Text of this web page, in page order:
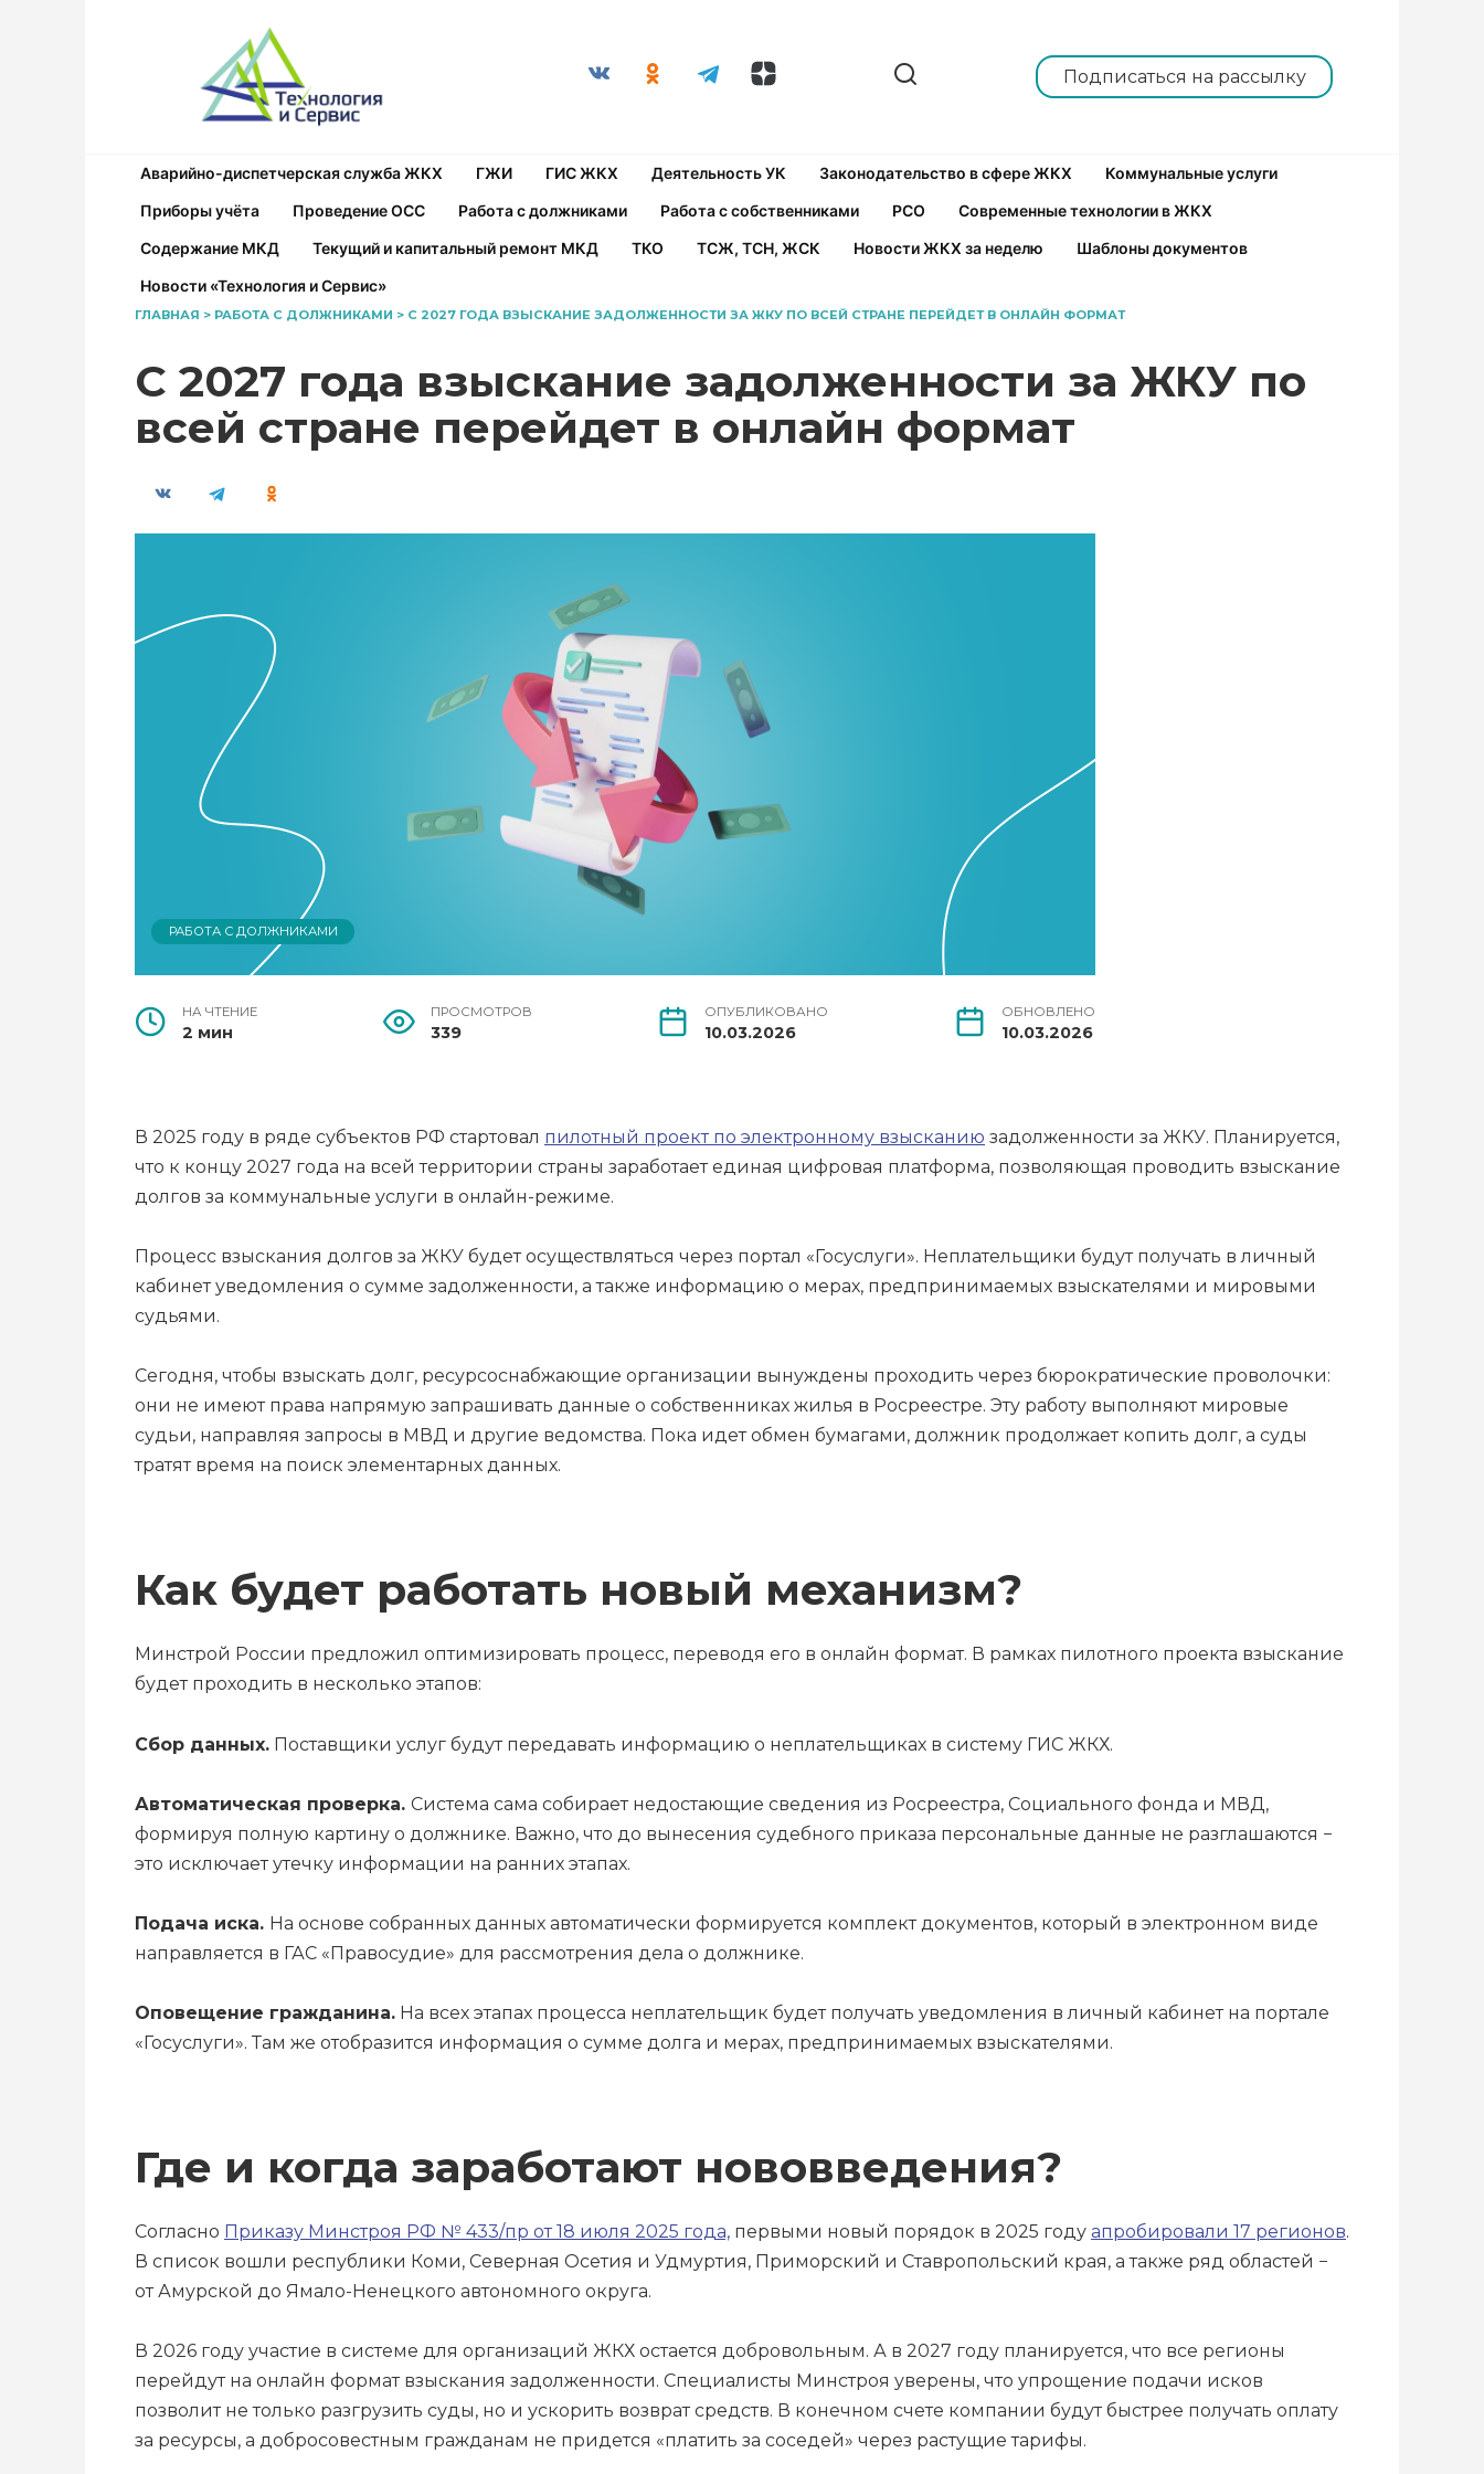
Подписаться на рассылку
Аварийно-диспетчерская служба ЖКХ ГЖИ ГИС ЖКХ Деятельность УК Законодательство в сфере ЖКХ
Коммунальные услуги
Приборы учёта
Проведение ОСС Работа с должниками Работа с собственниками РСО
Современные технологии в ЖКХ
Содержание МКД
Текущий и капитальный ремонт МКД ТКО ТСЖ, ТСН, ЖСК Новости ЖКХ за неделю
Шаблоны документов
Новости «Технология и Сервис»
ГЛАВНАЯ > РАБОТА С ДОЛЖНИКАМИ > С 2027 ГОДА ВЗЫСКАНИЕ ЗАДОЛЖЕННОСТИ ЗА ЖКУ ПО ВСЕЙ СТРАНЕ ПЕРЕЙДЕТ В ОНЛАЙН ФОРМАТ
С 2027 года взыскание задолженности за ЖКУ по
всей стране перейдет в онлайн формат
РАБОТА С ДОЛЖНИКАМИ
НА ЧТЕНИЕ
2 мин
ПРОСМОТРОВ
339
ОПУБЛИКОВАНО
10.03.2026
ОБНОВЛЕНО
10.03.2026
В 2025 году в ряде субъектов РФ стартовал пилотный проект по электронному взысканию задолженности за ЖКУ. Планируется,
что к концу 2027 года на всей территории страны заработает единая цифровая платформа, позволяющая проводить взыскание
долгов за коммунальные услуги в онлайн-режиме.
Процесс взыскания долгов за ЖКУ будет осуществляться через портал «Госуслуги». Неплательщики будут получать в личный
кабинет уведомления о сумме задолженности, а также информацию о мерах, предпринимаемых взыскателями и мировыми
судьями.
Сегодня, чтобы взыскать долг, ресурсоснабжающие организации вынуждены проходить через бюрократические проволочки:
они не имеют права напрямую запрашивать данные о собственниках жилья в Росреестре. Эту работу выполняют мировые
судьи, направляя запросы в МВД и другие ведомства. Пока идет обмен бумагами, должник продолжает копить долг, а суды
тратят время на поиск элементарных данных.
Как будет работать новый механизм?
Минстрой России предложил оптимизировать процесс, переводя его в онлайн формат. В рамках пилотного проекта взыскание
будет проходить в несколько этапов:
Сбор данных. Поставщики услуг будут передавать информацию о неплательщиках в систему ГИС ЖКХ.
Автоматическая проверка. Система сама собирает недостающие сведения из Росреестра, Социального фонда и МВД,
формируя полную картину о должнике. Важно, что до вынесения судебного приказа персональные данные не разглашаются −
это исключает утечку информации на ранних этапах.
Подача иска. На основе собранных данных автоматически формируется комплект документов, который в электронном виде
направляется в ГАС «Правосудие» для рассмотрения дела о должнике.
Оповещение гражданина. На всех этапах процесса неплательщик будет получать уведомления в личный кабинет на портале
«Госуслуги». Там же отобразится информация о сумме долга и мерах, предпринимаемых взыскателями.
Где и когда заработают нововведения?
Согласно Приказу Минстроя РФ № 433/пр от 18 июля 2025 года, первыми новый порядок в 2025 году апробировали 17 регионов.
В список вошли республики Коми, Северная Осетия и Удмуртия, Приморский и Ставропольский края, а также ряд областей −
от Амурской до Ямало-Ненецкого автономного округа.
В 2026 году участие в системе для организаций ЖКХ остается добровольным. А в 2027 году планируется, что все регионы
перейдут на онлайн формат взыскания задолженности. Специалисты Минстроя уверены, что упрощение подачи исков
позволит не только разгрузить суды, но и ускорить возврат средств. В конечном счете компании будут быстрее получать оплату
за ресурсы, а добросовестным гражданам не придется «платить за соседей» через растущие тарифы.